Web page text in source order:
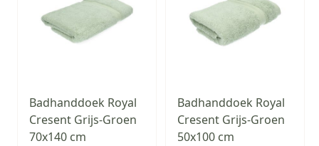
Badhanddoek Royal
Cresent Grijs-Groen
70x140 cm
Badhanddoek Royal
Cresent Grijs-Groen
50x100 cm